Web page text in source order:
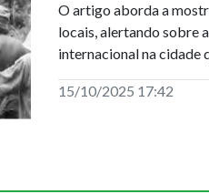
O artigo aborda a
locais, alertando sobre
internacional na cidade
15/10/2025 17:42